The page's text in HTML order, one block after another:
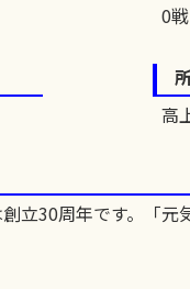
0
高
立30周年です。「